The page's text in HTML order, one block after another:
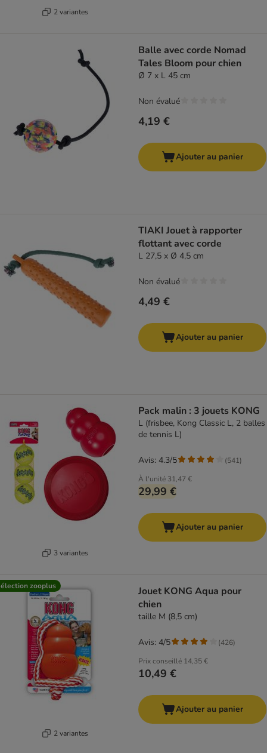
2 variantes
Balle avec corde Nomad
Tales Bloom pour chien
Ø 7 x L 45 cm
4,19 €
Non évalué
Ajouter au panier
TIAKI Jouet à rapporter
flottant avec corde
L 27,5 x Ø 4,5 cm
4,49 €
Non évalué
Ajouter au panier
3 variantes
Pack malin : 3 jouets KONG
L (frisbee, Kong Classic L, 2 balles
de tennis L)
À l'unité 31,47 €
29,99 €
Avis: 4.3/5 (541)
Ajouter au panier
zooplus
2 variantes
Jouet KONG Aqua pour
chien
taille M (8,5 cm)
Prix conseillé 14,35 €
10,49 €
Avis: 4/5 (426)
Ajouter au panier